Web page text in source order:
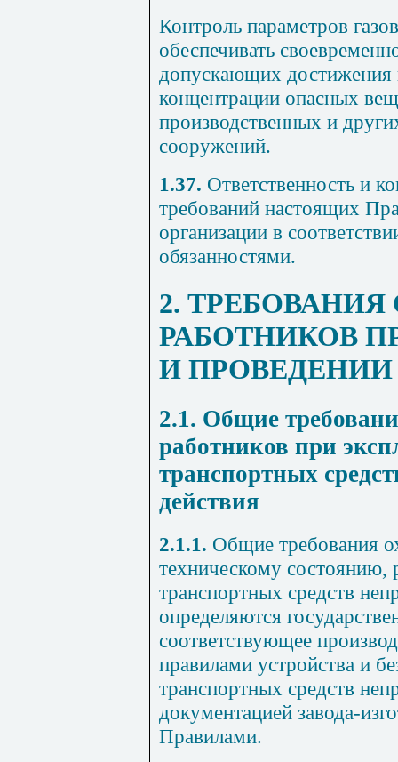
Контроль параметров
обеспечивать
допускающих достижения
концентрации опасных
производственных и
сооружений.
1.37. Ответственность и
требований настоящих
организации в
обязанностями.
2.
РАБОТНИКОВ
И ПРОВЕДЕНИИ
2.1. Общие
работников при
транспортных
действия
2.1.1. Общие требования
техническому состоянию,
транспортных средств
определяются
соответствующее
правилами устройства и
транспортных средств
документацией завода-
Правилами.